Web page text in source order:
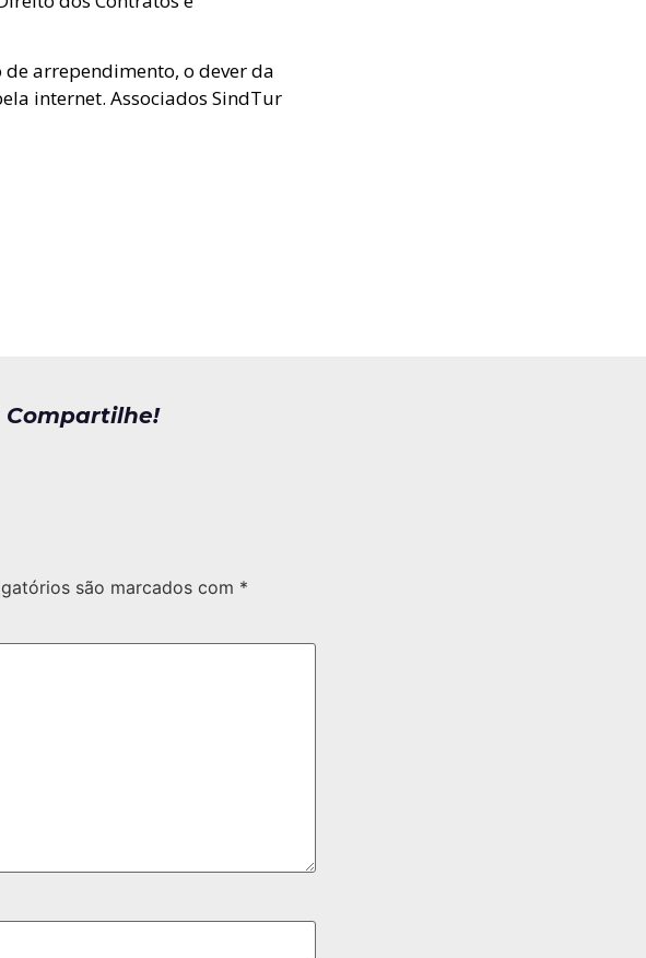
arrependimento, o dever da
internet. Associados SindTur
Compartilhe!
são marcados com *